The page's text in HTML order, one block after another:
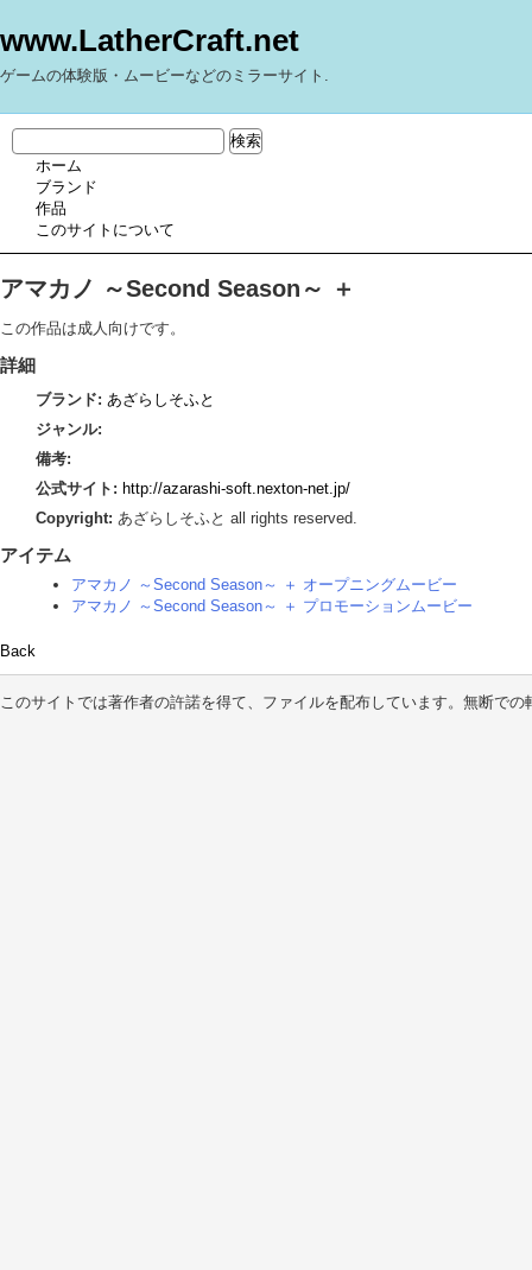
www.LatherCraft.net
ゲームの体験版・ムービーなどのミラーサイト.
ホーム
ブランド
作品
このサイトについて
アマカノ ～Second Season～ ＋
この作品は成人向けです。
詳細
ブランド: あざらしそふと
ジャンル:
備考:
公式サイト: http://azarashi-soft.nexton-net.jp/
Copyright: あざらしそふと all rights reserved.
アイテム
アマカノ ～Second Season～ ＋ オープニングムービー
アマカノ ～Second Season～ ＋ プロモーションムービー
Back
このサイトでは著作者の許諾を得て、ファイルを配布しています。無断での